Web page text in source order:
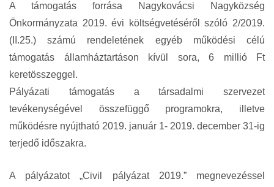
A támogatás forrása Nagykovácsi Nagyközség
Önkormányzata 2019. évi költségvetéséről szóló 2/2019.
(II.25.) számú rendeletének egyéb működési célú
támogatás államháztartáson kívül sora, 6 millió Ft
keretösszeggel.
Pályázati támogatás a társadalmi szervezet
tevékenységével összefüggő programokra, illetve
működésre nyújtható 2019. január 1- 2019. december 31-ig
terjedő időszakra.
A pályázatot „Civil pályázat 2019.” megnevezéssel